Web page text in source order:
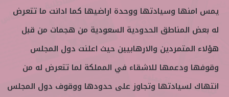
يمس امنها وسيادتها ووحدة اراضيها كما ادانت ما تتعرض
له بعض المناطق الحدودية السعودية من هجمات من قبل
هؤلاء المتمردين والارهابيين حيث اعلنت دول المجلس
وقوفها ودعمها للاشقاء في المملكة لما تتعرض له من
انتهاك لسيادتها وتجاوز على حدودها ووقوف دول المجلس